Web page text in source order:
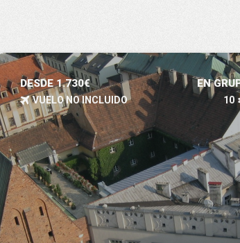
DESDE 1.730€ EN
VUELO NO INCLUIDO 10